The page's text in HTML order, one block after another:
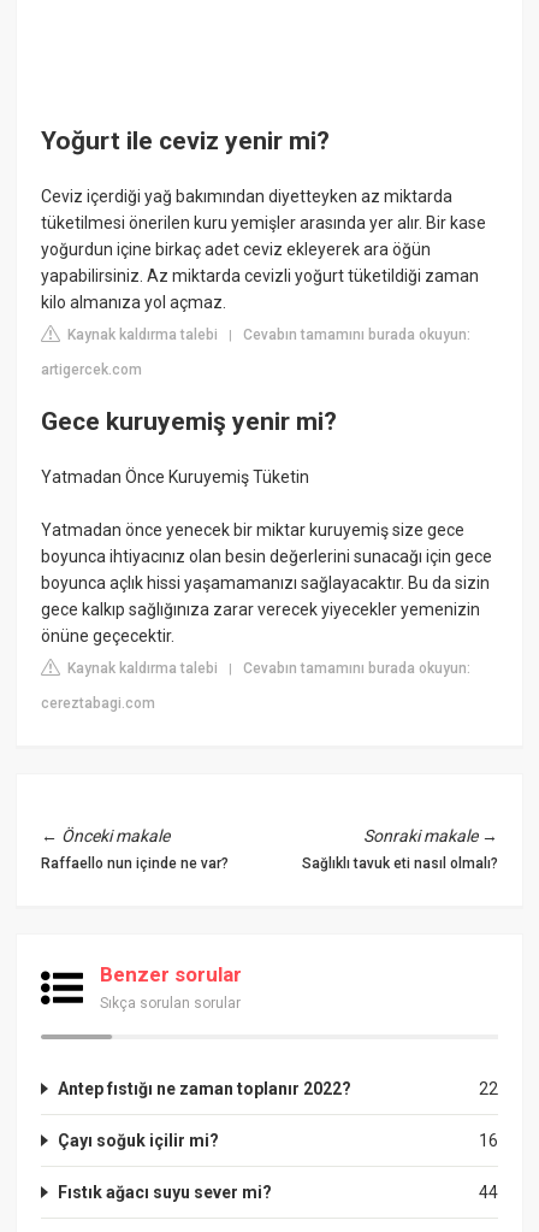
Yoğurt ile ceviz yenir mi?
Ceviz içerdiği yağ bakımından diyetteyken az miktarda
tüketilmesi önerilen kuru yemişler arasında yer alır. Bir kase
yoğurdun içine birkaç adet ceviz ekleyerek ara öğün
yapabilirsiniz. Az miktarda cevizli yoğurt tüketildiği zaman
kilo almanıza yol açmaz.
Kaynak kaldırma talebi |Cevabın tamamını burada okuyun:
artigercek.com
Gece kuruyemiş yenir mi?
Yatmadan Önce Kuruyemiş Tüketin
Yatmadan önce yenecek bir miktar kuruyemiş size gece
boyunca ihtiyacınız olan besin değerlerini sunacağı için gece
boyunca açlık hissi yaşamamanızı sağlayacaktır. Bu da sizin
gece kalkıp sağlığınıza zarar verecek yiyecekler yemenizin
önüne geçecektir.
Kaynak kaldırma talebi |Cevabın tamamını burada okuyun:
cereztabagi.com
← Önceki makale
Raffaello nun içinde ne var?
Sonraki makale→
Sağlıklı tavuk eti nasıl olmalı?
Benzer sorular
Sıkça sorulan sorular
22
Antep fıstığı ne zaman toplanır 2022?
16
Çayı soğuk içilir mi?
44
Fıstık ağacı suyu sever mi?